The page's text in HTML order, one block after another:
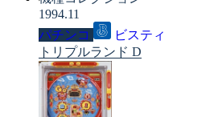
1994.11
パチンコ
ビスティ
トリプルランド D